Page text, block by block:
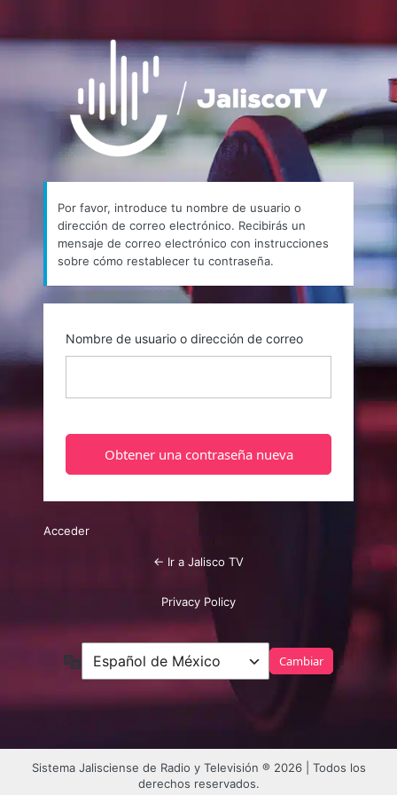
Contraseña
perdida
https://
Por favor, introduce tu nombre de usuario o
dirección de correo electrónico. Recibirás un
mensaje de correo electrónico con instrucciones
sobre cómo restablecer tu contraseña.
Nombre de usuario o dirección de correo
Acceder
← Ir a Jalisco TV
Privacy Policy
Idioma
Sistema Jalisciense de Radio y Televisión ® 2026 | Todos los
derechos reservados.